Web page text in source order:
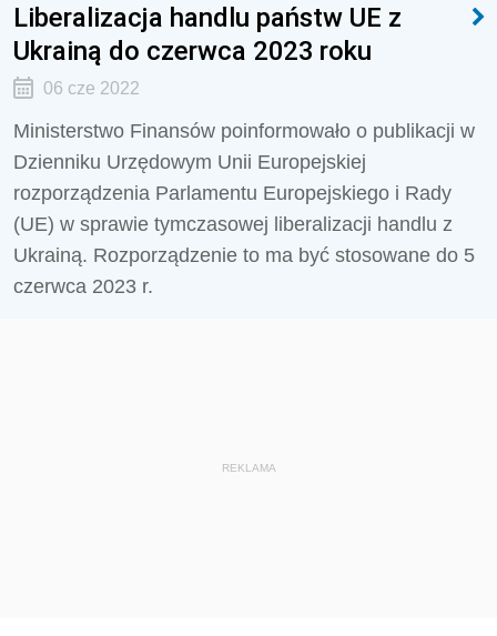
Liberalizacja handlu państw UE z
Ukrainą do czerwca 2023 roku
06 cze 2022
Ministerstwo Finansów poinformowało o publikacji w
Dzienniku Urzędowym Unii Europejskiej
rozporządzenia Parlamentu Europejskiego i Rady
(UE) w sprawie tymczasowej liberalizacji handlu z
Ukrainą. Rozporządzenie to ma być stosowane do 5
czerwca 2023 r.
REKLAMA